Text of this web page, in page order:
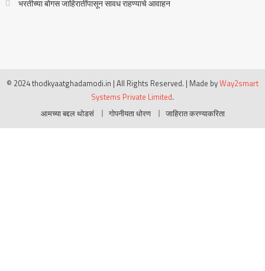
भरतीच्या बोगस जाहिरातींपासून सावध राहण्याचे आवाहन
© 2024 thodkyaatghadamodi.in | All Rights Reserved. | Made byWay2smart
Systems Private Limited.
आमच्या बद्दल थोडसं
गोपनीयता धोरण जाहिरात करण्याकरिता